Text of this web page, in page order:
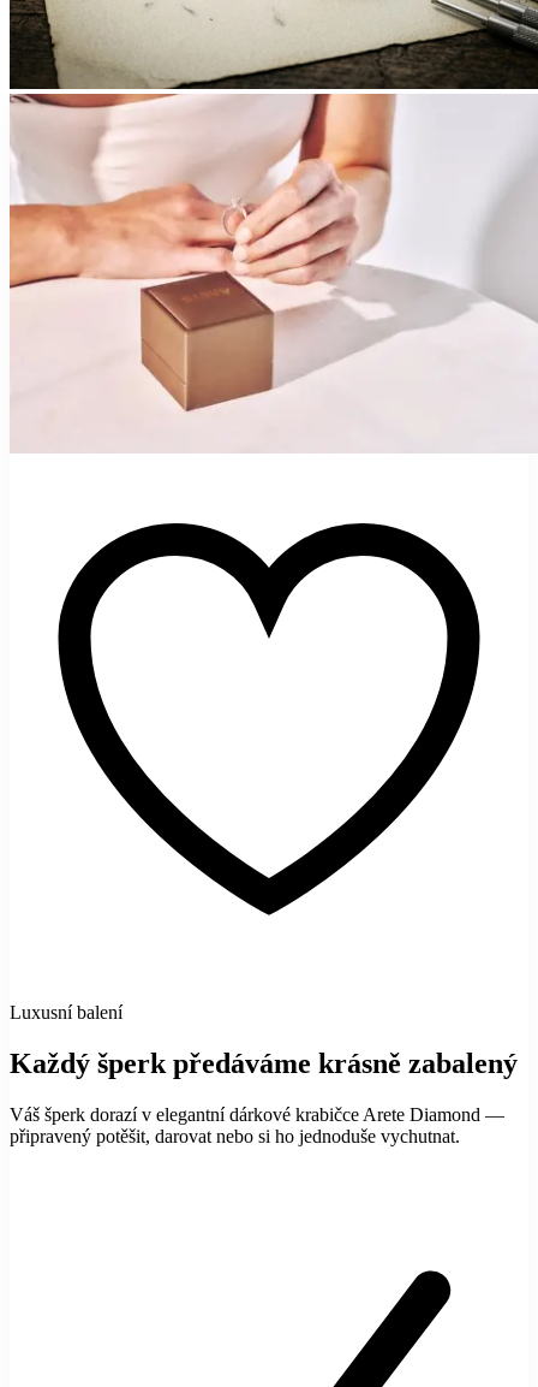
Luxusní balení
Každý šperk předáváme krásně zabalený
Váš šperk dorazí v elegantní dárkové krabičce Arete Diamond —
připravený potěšit, darovat nebo si ho jednoduše vychutnat.